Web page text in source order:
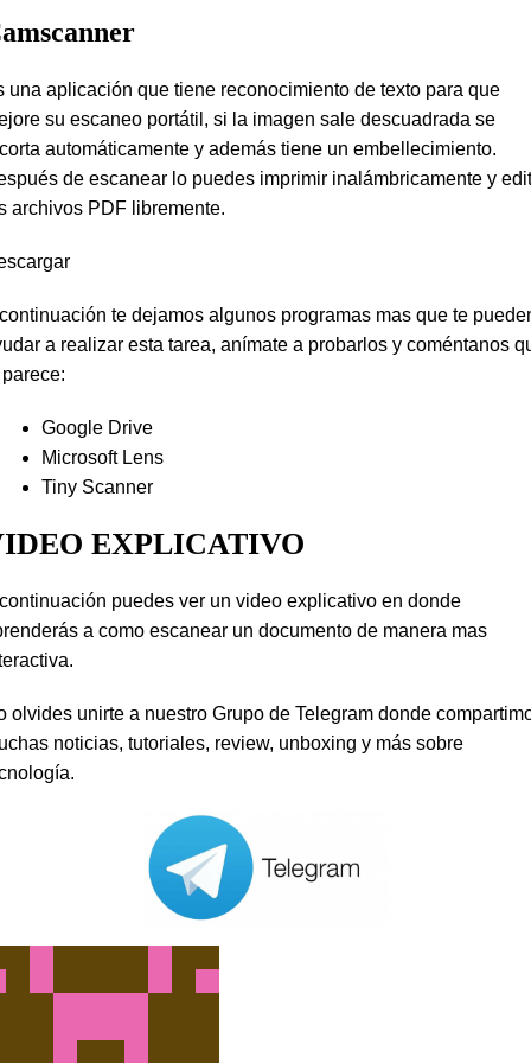
una aplicación que tiene reconocimiento de texto para que
su escaneo portátil, si la imagen sale descuadrada se
automáticamente y además tiene un embellecimiento.
de escanear lo puedes imprimir inalámbricamente y
archivos PDF libremente.
te dejamos algunos programas mas que te
a realizar esta tarea, anímate a probarlos y coméntanos
Google Drive
Microsoft Lens
Tiny Scanner
EXPLICATIVO
puedes ver un video explicativo en donde
a como escanear un documento de manera mas
olvides unirte a nuestro Grupo de Telegram donde
noticias, tutoriales, review, unboxing y más sobre